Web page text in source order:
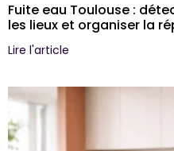
Fuite eau Toulouse :
les lieux et organiser la
Lire l'article